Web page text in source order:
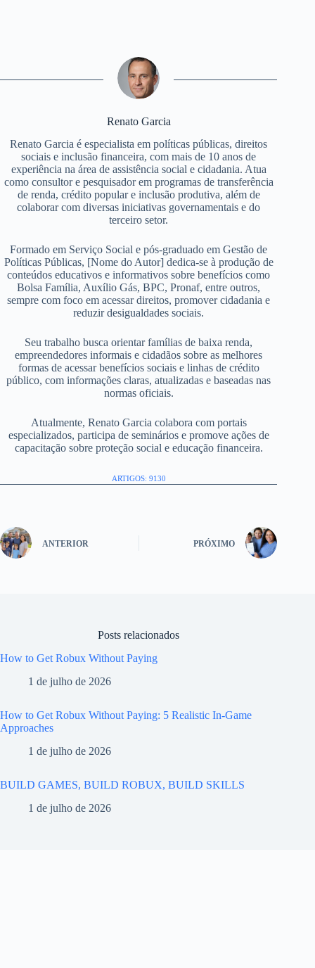
Renato Garcia
Renato Garcia é especialista em políticas públicas, direitos
sociais e inclusão financeira, com mais de 10 anos de
experiência na área de assistência social e cidadania. Atua
como consultor e pesquisador em programas de transferência
de renda, crédito popular e inclusão produtiva, além de
colaborar com diversas iniciativas governamentais e do
terceiro setor.
Formado em Serviço Social e pós-graduado em Gestão de
Políticas Públicas, [Nome do Autor] dedica-se à produção de
conteúdos educativos e informativos sobre benefícios como
Bolsa Família, Auxílio Gás, BPC, Pronaf, entre outros,
sempre com foco em acessar direitos, promover cidadania e
reduzir desigualdades sociais.
Seu trabalho busca orientar famílias de baixa renda,
empreendedores informais e cidadãos sobre as melhores
formas de acessar benefícios sociais e linhas de crédito
público, com informações claras, atualizadas e baseadas nas
normas oficiais.
Atualmente, Renato Garcia colabora com portais
especializados, participa de seminários e promove ações de
capacitação sobre proteção social e educação financeira.
ARTIGOS: 9130
ANTERIOR PRÓXIMO
Posts relacionados
How to Get Robux Without Paying
1 de julho de 2026
How to Get Robux Without Paying: 5 Realistic In-Game
Approaches
1 de julho de 2026
BUILD GAMES, BUILD ROBUX, BUILD SKILLS
1 de julho de 2026